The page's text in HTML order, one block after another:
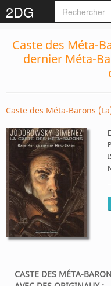
2DG
Caste des Méta-
dernier Méta-
Caste des Méta-Barons
CASTE DES MÉTA-